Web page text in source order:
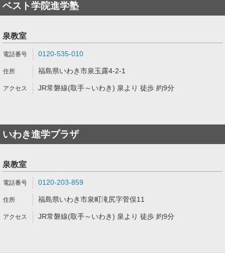
ベスト学院進学塾
泉教室
0120-535-010
福島県いわき市泉玉露4-2-1
JR常磐線(取手～いわき) 泉より 徒歩 約9分
いわき進学プラザ
泉教室
0120-203-859
福島県いわき市泉町滝尻字菅俣11
JR常磐線(取手～いわき) 泉より 徒歩 約9分